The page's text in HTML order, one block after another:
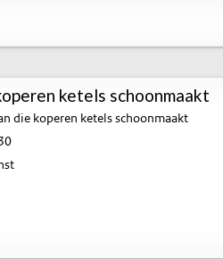
ketels schoonmaakt
die koperen ketels schoonmaakt